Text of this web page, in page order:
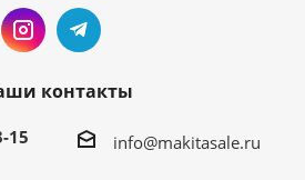
контакты
15 info@makitasale.ru